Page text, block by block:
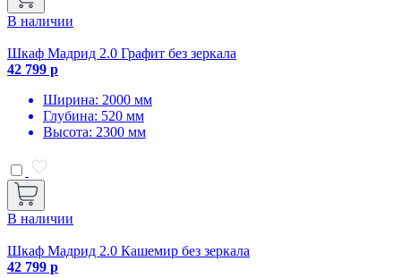
В наличии
Шкаф Мадрид 2.0 Графит без зеркала
42 799 р
Ширина: 2000 мм
Глубина: 520 мм
Высота: 2300 мм
В наличии
Шкаф Мадрид 2.0 Кашемир без зеркала
42 799 р